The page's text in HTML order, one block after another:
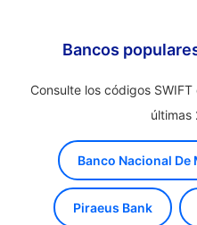
Bancos
Consulte los códigos
últimas
Banco Nacional De
Piraeus Bank